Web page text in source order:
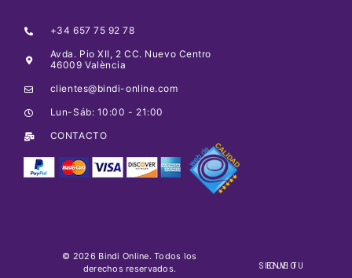
+34 657 75 92 78
Avda. Pio XII, 2 CC. Nuevo Centro
46009 València
clientes@bindi-online.com
Lun-Sáb: 10:00 - 21:00
CONTACTO
© 2026 Bindi Online. Todos los
derechos reservados.
SIGUE TU ENVIO